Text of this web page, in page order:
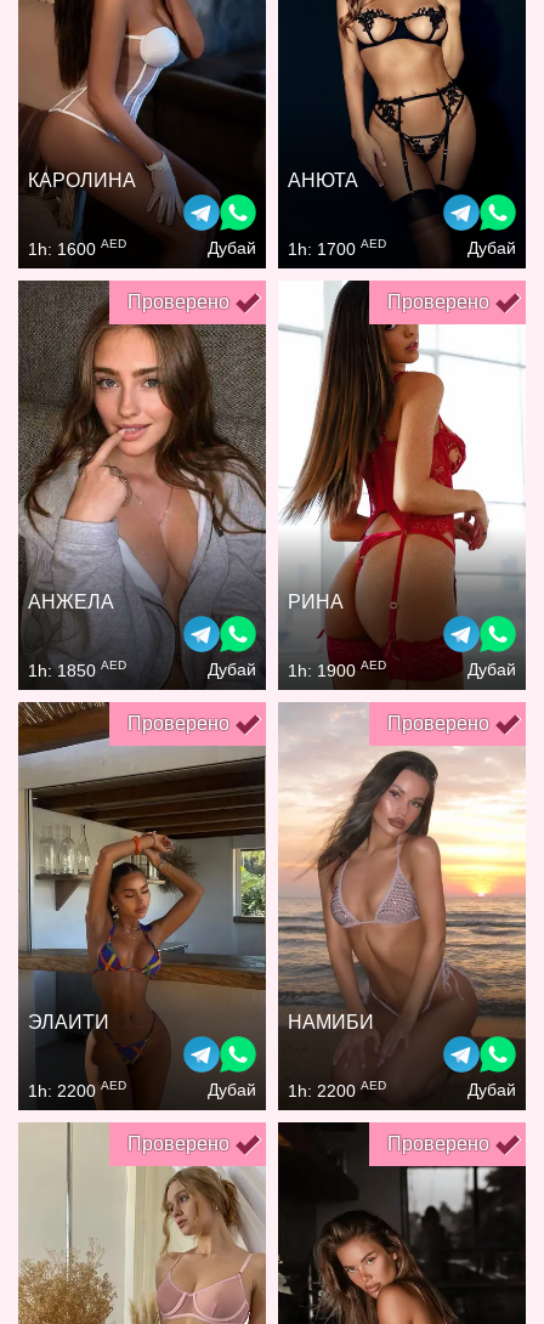
КАРОЛИНА
1h: 1600 AED Дубай
АНЮТА
1h: 1700 AED Дубай
Проверено
АНЖЕЛА
1h: 1850 AED Дубай
Проверено
РИНА
1h: 1900 AED Дубай
Проверено
ЭЛАИТИ
1h: 2200 AED Дубай
Проверено
НАМИБИ
1h: 2200 AED Дубай
Проверено Проверено